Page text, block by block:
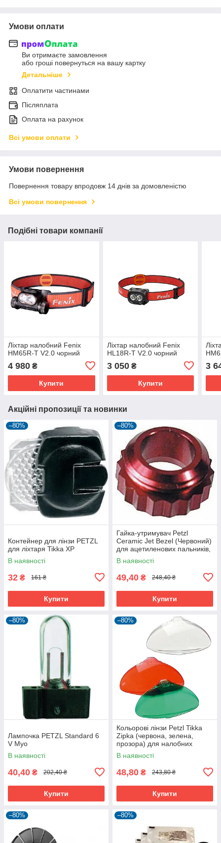
Умови оплати
Ви отримаєте замовлення
або гроші повернуться на вашу картку
Детальніше
Оплатити частинами
Післяплата
Оплата на рахунок
Всі умови оплати
Умови повернення
Повернення товару впродовж 14 днів за домовленістю
Всі умови повернення
Подібні товари компанії
Ліхтар налобний Fenix
HM65R-T V2.0 чорний
4 980 ₴
Купити
Ліхтар налобний Fenix
HL18R-T V2.0 чорний
3 050₴
Купити
3
Акційні пропозиції та новинки
–80%
Контейнер для лінзи PETZL
для ліхтаря Tikka XP
В наявності
32 ₴ 161 ₴
Купити
–80%
Гайка-утримувач Petzl
Ceramic Jet Bezel (Червоний)
для ацетиленових пальників,
10 г, CE
В наявності
49,40 ₴ 248,40 ₴
Купити
–80%
Лампочка PETZL Standard 6
V Myo
В наявності
40,40 ₴ 202,40 ₴
Купити
–80%
Кольорові лінзи Petzl Tikka
Zipka (червона, зелена,
прозора) для налобних
ліхтарів
В наявності
48,80 ₴ 243,80 ₴
Купити
–80% –80%